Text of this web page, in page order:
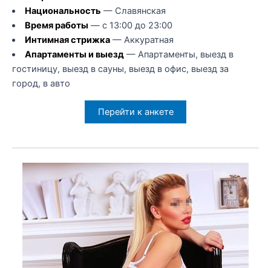
Национальность — Славянская
Время работы — с 13:00 до 23:00
Интимная стрижка— Аккуратная
Апартаменты и выезд— Апартаменты, выезд в
гостиницу, выезд в сауны, выезд в офис, выезд за
город, в авто
Перейти к анкете